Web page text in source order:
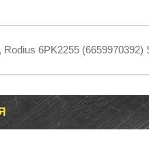
6PK2255 (6659970392)